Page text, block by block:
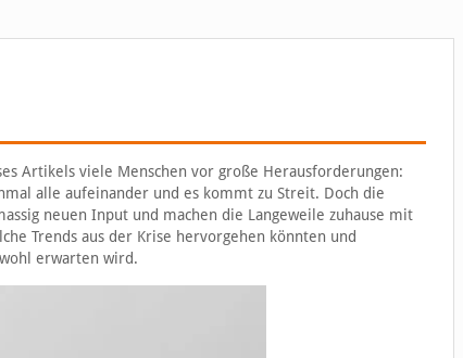
Artikels viele Menschen vor große Herausforderungen:
alle aufeinander und es kommt zu Streit. Doch die
neuen Input und machen die Langeweile zuhause mit
Trends aus der Krise hervorgehen könnten und
erwarten wird.